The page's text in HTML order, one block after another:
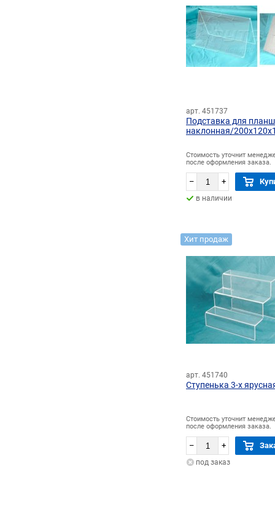
арт. 451737
Подставка для
наклонная/
Стоимость уточнит
после оформления заказа.
– +
в наличии
Хит продаж
арт. 451740
Ступенька 3-х
Стоимость уточнит
после оформления заказа.
– +
под заказ